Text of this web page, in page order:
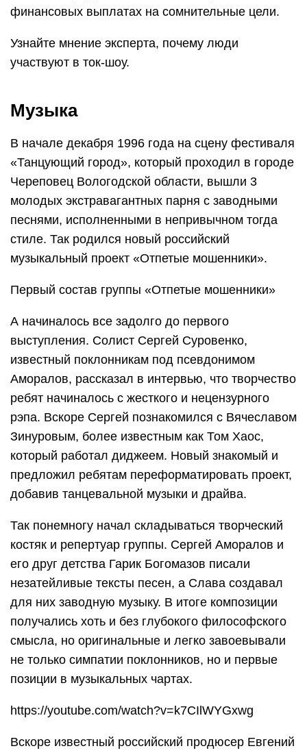
финансовых выплатах на сомнительные цели.
Узнайте мнение эксперта, почему люди
участвуют в ток-шоу.
Музыка
В начале декабря 1996 года на сцену фестиваля
«Танцующий город», который проходил в городе
Череповец Вологодской области, вышли 3
молодых экстравагантных парня с заводными
песнями, исполненными в непривычном тогда
стиле. Так родился новый российский
музыкальный проект «Отпетые мошенники».
Первый состав группы «Отпетые мошенники»
А начиналось все задолго до первого
выступления. Солист Сергей Суровенко,
известный поклонникам под псевдонимом
Аморалов, рассказал в интервью, что творчество
ребят начиналось с жесткого и нецензурного
рэпа. Вскоре Сергей познакомился с Вячеславом
Зинуровым, более известным как Том Хаос,
который работал диджеем. Новый знакомый и
предложил ребятам переформатировать проект,
добавив танцевальной музыки и драйва.
Так понемногу начал складываться творческий
костяк и репертуар группы. Сергей Аморалов и
его друг детства Гарик Богомазов писали
незатейливые тексты песен, а Слава создавал
для них заводную музыку. В итоге композиции
получались хоть и без глубокого философского
смысла, но оригинальные и легко завоевывали
не только симпатии поклонников, но и первые
позиции в музыкальных чартах.
https://youtube.com/watch?v=k7CIlWYGxwg
Вскоре известный российский продюсер Евгений